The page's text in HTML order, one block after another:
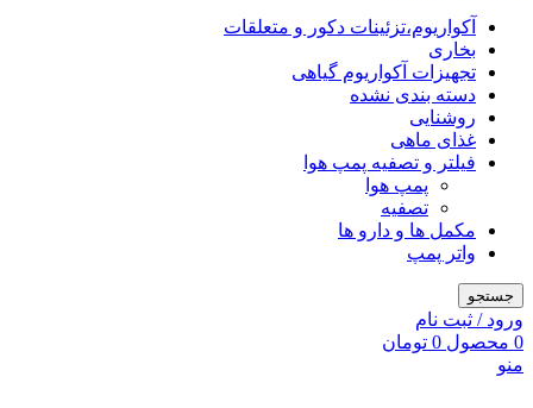
آکواریوم،تزئینات دکور و متعلقات
بخاری
تجهیزات آکواریوم گیاهی
دسته بندی نشده
روشنایی
غذای ماهی
فیلتر و تصفیه پمپ هوا
پمپ هوا
تصفیه
مکمل ها و دارو ها
واتر پمپ
جستجو
ورود / ثبت نام
0 محصول 0 تومان
منو